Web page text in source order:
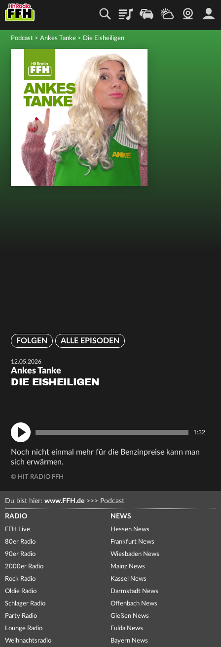
PlaylistStaupilotWetterWebcam
Podcast > Ankes Tanke > Die Eisheiligen
FOLGEN ALLE EPISODEN
12.05.2026
Ankes Tanke
DIE EISHEILIGEN
1:32
Noch nicht einmal mehr für die Benzinpreise kann man
sich erwärmen.
© HIT RADIO FFH
Du bist hier: www.FFH.de >>> Podcast
RADIO
FFH Live
80er Radio
90er Radio
2000er Radio
Rock Radio
Oldie Radio
Schlager Radio
Party Radio
Lounge Radio
Weihnachtsradio
NEWS
Hessen News
Frankfurt News
Wiesbaden News
Mainz News
Kassel News
Darmstadt News
Offenbach News
Gießen News
Fulda News
Bayern News